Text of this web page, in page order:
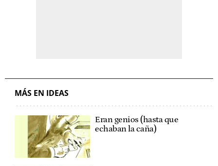
MÁS EN IDEAS
Eran genios (hasta que
echaban la caña)